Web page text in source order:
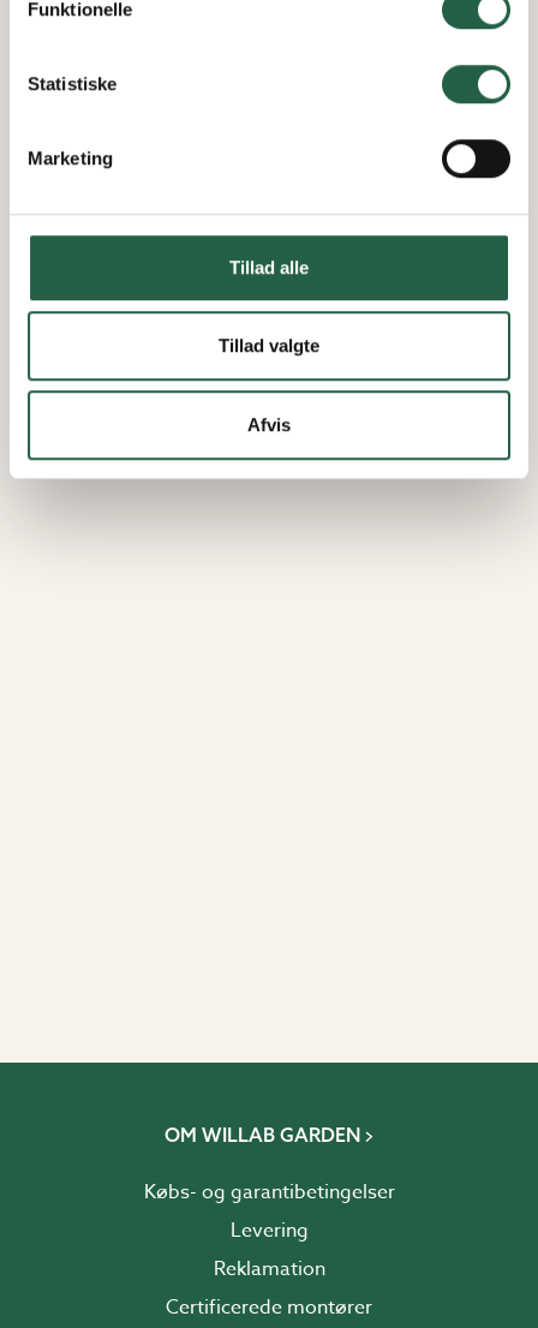
personlige oplysninger
Funktionelle
Statistiske
Marketing
Tillad alle
Tillad valgte
Afvis
OM WILLAB GARDEN
Købs- og garantibetingelser
Levering
Reklamation
Certificerede montører